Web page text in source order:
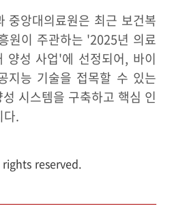
중앙대의료원은 최근 보건복
원이 주관하는 '2025년 의료
양성 사업'에 선정되어, 바이
지능 기술을 접목할 수 있는
시스템을 구축하고 핵심 인
다.
reserved.